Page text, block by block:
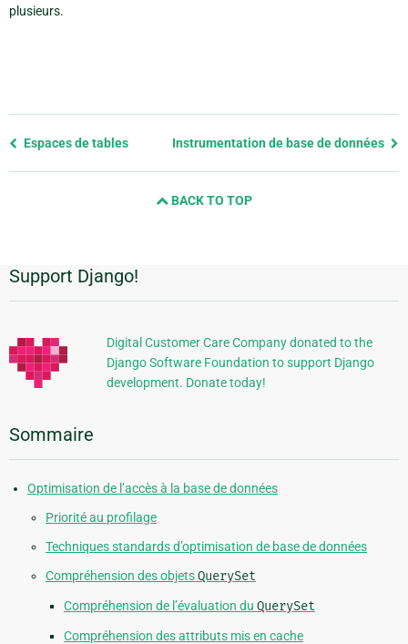
plusieurs.
Previous
Espaces de tables Instrumentation de base de données
BACK TO TOP
Informations
supplémentaires
Support Django!
Digital Customer Care Company donated to the
Django Software Foundation to support Django
development. Donate today!
Sommaire
Optimisation de l’accès à la base de données
Priorité au profilage
Techniques standards d’optimisation de base de données
Compréhension des objetsQuerySet
Compréhension de l’évaluation du QuerySet
Compréhension des attributs mis en cache